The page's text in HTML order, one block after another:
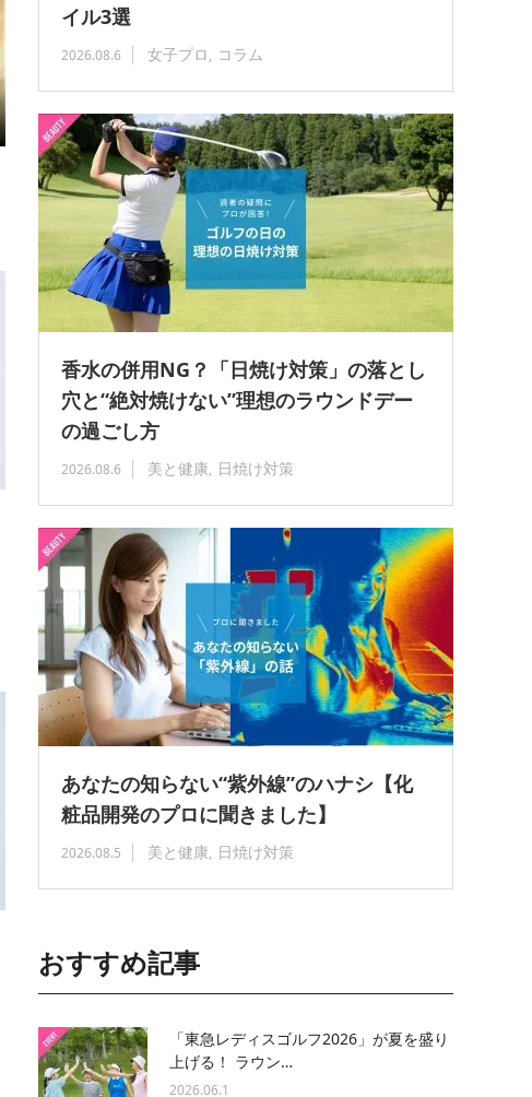
イル3選
2026.08.6 女子プロ コラム
香水の併用NG？「日焼け対策」の落とし
穴と“絶対焼けない”理想のラウンドデー
の過ごし方
2026.08.6 美と健康 日焼け対策
あなたの知らない“紫外線”のハナシ【化
粧品開発のプロに聞きました】
2026.08.5 美と健康 日焼け対策
おすすめ記事
「東急レディスゴルフ2026」が夏を盛り
上げる！ ラウン…
2026.06.1